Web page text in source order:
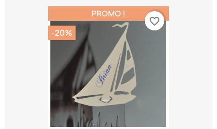
PROMO !
-20%
favorite_border